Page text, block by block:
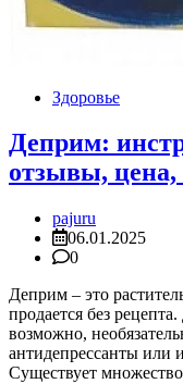
Здоровье
Деприм:
отзывы, цена,
pajuru
06.01.2025
0
Деприм – это
продается без
возможно,
антидепрессанты или
Существует